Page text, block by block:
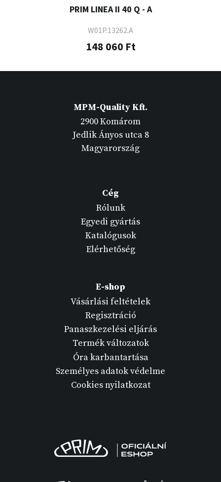
PRIM LINEA II 40 Q - A
W01P.13262.A
148 060 Ft
MPM-Quality Kft.
2900 Komárom
Jedlik Ányos utca 8
Magyarország
Cég
Rólunk
Egyedi gyártás
Katalógusok
Elérhetőség
E-shop
Vásárlási feltételek
Regisztráció
Panaszkezelési eljárás
Termék változatok
Óra karbantartása
Személyes adatok védelme
Cookies nyilatkozat